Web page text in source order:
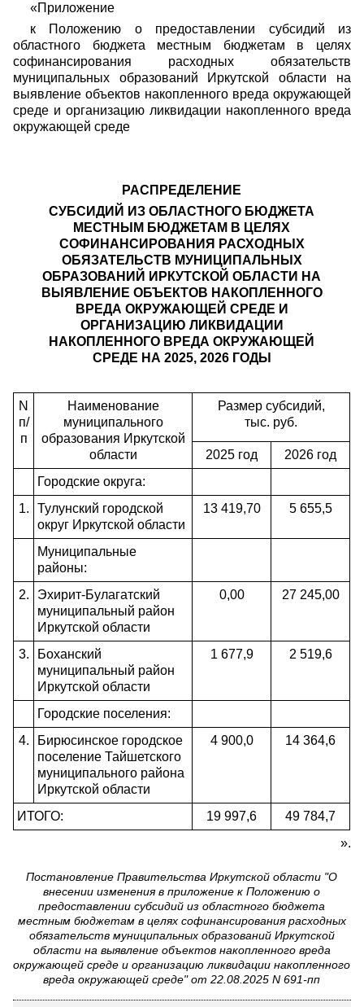
«Приложение
к Положению о предоставлении субсидий из
областного бюджета местным бюджетам в целях
софинансирования расходных обязательств
муниципальных образований Иркутской области на
выявление объектов накопленного вреда окружающей
среде и организацию ликвидации накопленного вреда
окружающей среде
РАСПРЕДЕЛЕНИЕ
СУБСИДИЙ ИЗ ОБЛАСТНОГО БЮДЖЕТА
МЕСТНЫМ БЮДЖЕТАМ В ЦЕЛЯХ
СОФИНАНСИРОВАНИЯ РАСХОДНЫХ
ОБЯЗАТЕЛЬСТВ МУНИЦИПАЛЬНЫХ
ОБРАЗОВАНИЙ ИРКУТСКОЙ ОБЛАСТИ НА
ВЫЯВЛЕНИЕ ОБЪЕКТОВ НАКОПЛЕННОГО
ВРЕДА ОКРУЖАЮЩЕЙ СРЕДЕ И
ОРГАНИЗАЦИЮ ЛИКВИДАЦИИ
НАКОПЛЕННОГО ВРЕДА ОКРУЖАЮЩЕЙ
СРЕДЕ НА 2025, 2026 ГОДЫ
N
п/
п
Наименование
муниципального
образования Иркутской
области
Размер субсидий,
тыс. руб.
2025 год
2026 год
Городские округа:
1.
Тулунский городской
округ Иркутской области
13 419,70 5 655,5
Муниципальные
районы:
2.
Эхирит-Булагатский
муниципальный район
Иркутской области
0,00 27 245,00
3.
Боханский
муниципальный район
Иркутской области
1 677,9 2 519,6
Городские поселения:
4.
Бирюсинское городское
поселение Тайшетского
муниципального района
Иркутской области
4 900,0 14 364,6
ИТОГО: 19 997,6
49 784,7
».
Постановление Правительства Иркутской области "О
внесении изменения в приложение к Положению о
предоставлении субсидий из областного бюджета
местным бюджетам в целях софинансирования расходных
обязательств муниципальных образований Иркутской
области на выявление объектов накопленного вреда
окружающей среде и организацию ликвидации накопленного
вреда окружающей среде" от 22.08.2025 N 691-пп